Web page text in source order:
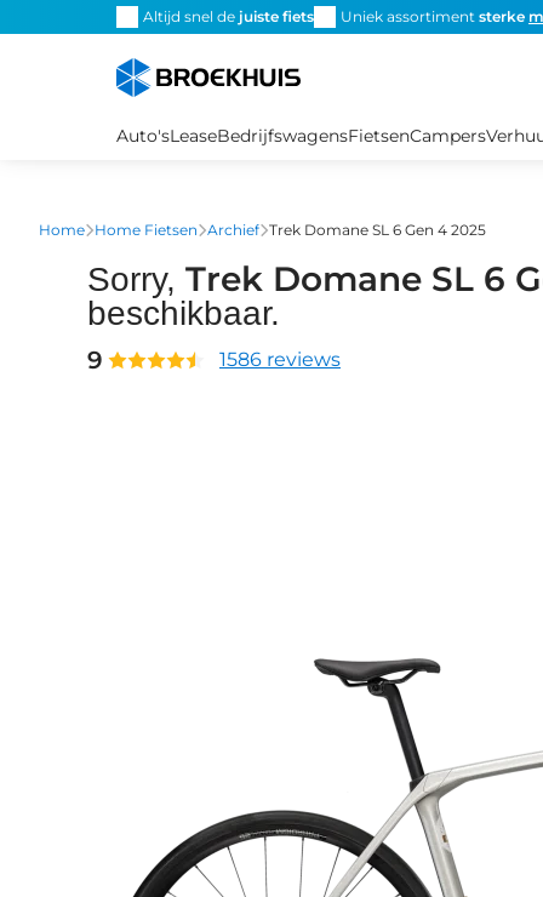
Altijd snel de juiste fiets Uniek assortiment sterke
Auto'sLeaseBedrijfswagensFietsenCampers
Home Home Fietsen Archief Trek Domane SL 6 Gen 4 2025
Sorry, Trek Domane SL 6
beschikbaar.
9 1586 reviews